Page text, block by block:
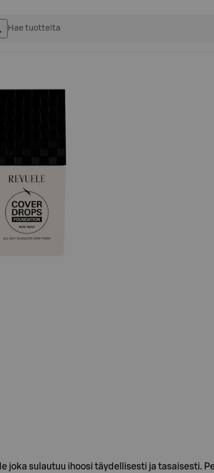
joka sulautuu ihoosi täydellisesti ja tasaisesti.